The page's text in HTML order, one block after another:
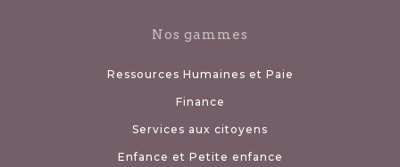
Nos gammes
Ressources Humaines et Paie
Finance
Services aux citoyens
Enfance et Petite enfance